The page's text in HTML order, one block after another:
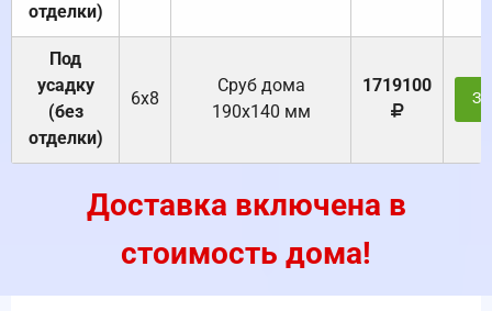
отделки)
Под
усадку
(без
отделки)
6х8
Cруб дома
190х140 мм
1719100
Доставка включена в
стоимость дома!